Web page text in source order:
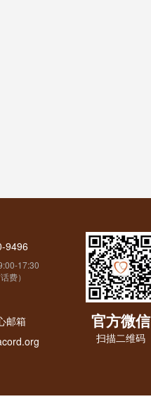
官方微信
扫描二维码
9496
17:30
费）
邮箱